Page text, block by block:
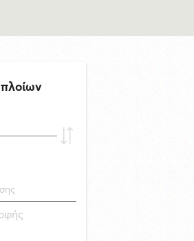
του κεντρικού παραλιακού δρόμου Λωτού
του Αντωνίου Τσιαμπούρη θα είναι
8 έως και την Δευτέρα 17/8